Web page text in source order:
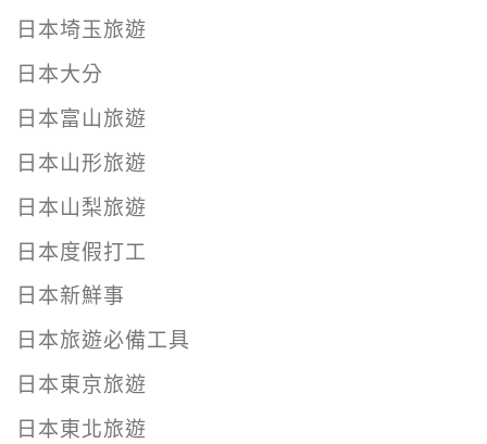
日本埼玉旅遊
日本大分
日本富山旅遊
日本山形旅遊
日本山梨旅遊
日本度假打工
日本新鮮事
日本旅遊必備工具
日本東京旅遊
日本東北旅遊